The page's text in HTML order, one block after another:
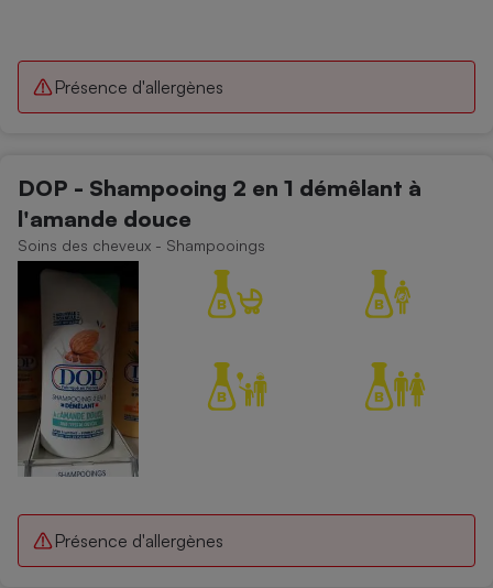
Présence d'allergènes
DOP - Shampooing 2 en 1 démêlant à
l'amande douce
Soins des cheveux - Shampooings
Présence d'allergènes